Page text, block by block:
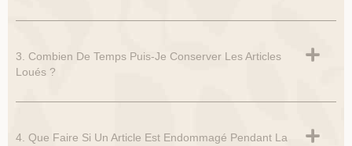
3. Combien De Temps Puis-Je Conserver Les Articles
Loués ?
4. Que Faire Si Un Article Est Endommagé Pendant La